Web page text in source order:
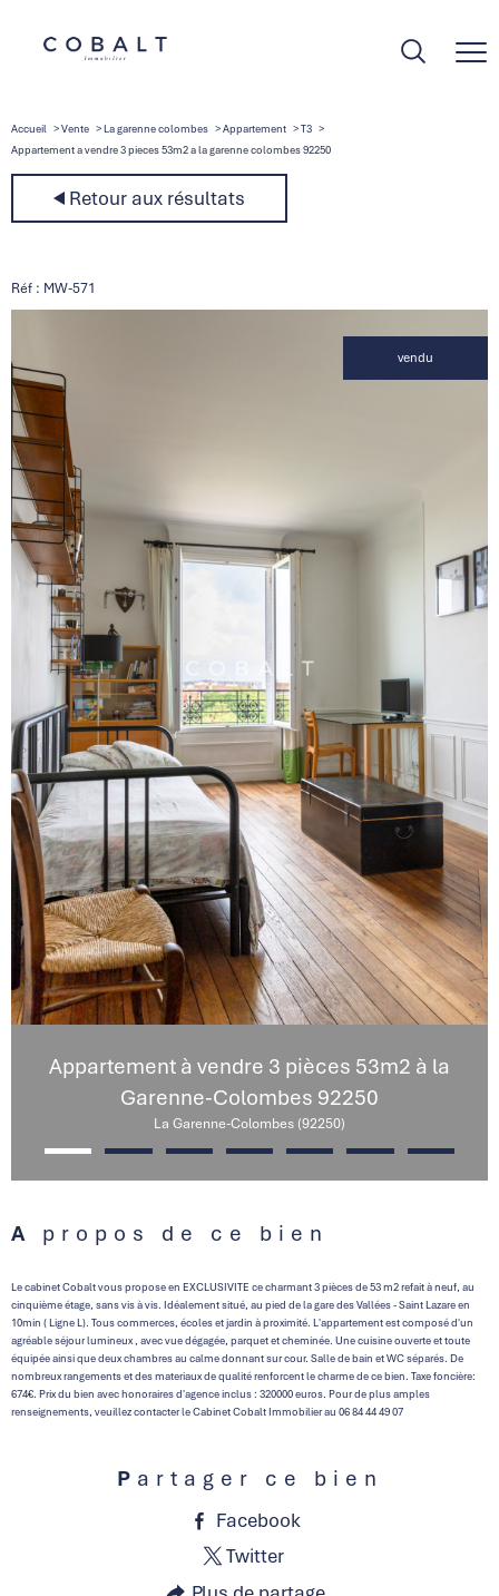
Accueil Vente La garenne colombes Appartement
T3
Appartement a vendre 3 pieces 53m2 a la garenne colombes 92250
Retour aux résultats
Réf : MW-571
vendu
Appartement à vendre 3 pièces 53m2 à la
Garenne-Colombes 92250
La Garenne-Colombes (92250)
A propos de ce bien
Le cabinet Cobalt vous propose en EXCLUSIVITE ce charmant 3 pièces de 53 m2 refait à neuf, au
cinquième étage, sans vis à vis. Idéalement situé, au pied de la gare des Vallées - Saint Lazare en
10min ( Ligne L). Tous commerces, écoles et jardin à proximité. L'appartement est composé d'un
agréable séjour lumineux , avec vue dégagée, parquet et cheminée. Une cuisine ouverte et toute
équipée ainsi que deux chambres au calme donnant sur cour. Salle de bain et WC séparés. De
nombreux rangements et des materiaux de qualité renforcent le charme de ce bien. Taxe foncière:
674€. Prix du bien avec honoraires d'agence inclus : 320000 euros. Pour de plus amples
renseignements, veuillez contacter le Cabinet Cobalt Immobilier au 06 84 44 49 07
Partager ce bien
Facebook
Twitter